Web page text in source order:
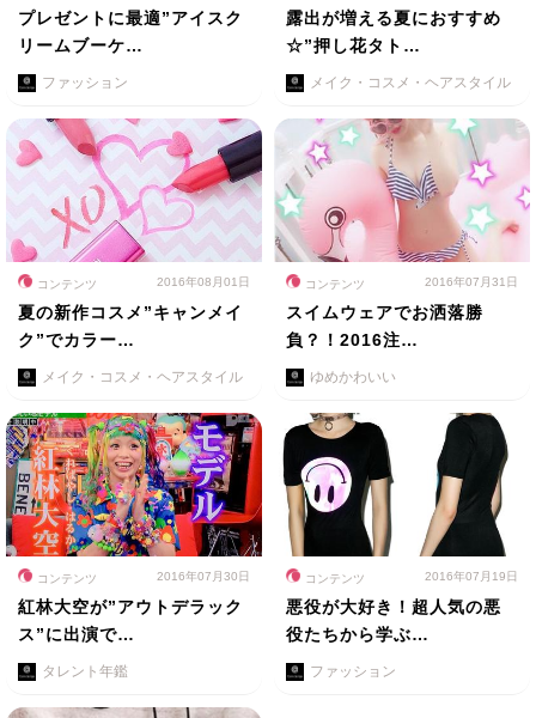
プレゼントに最適”アイスク
リームブーケ…
ファッション
露出が増える夏におすすめ
☆”押し花タト…
メイク・コスメ・ヘアスタイル
コンテンツ 2016年08月01日
夏の新作コスメ”キャンメイ
ク”でカラー…
メイク・コスメ・ヘアスタイル
コンテンツ 2016年07月31日
スイムウェアでお洒落勝
負？！2016注…
ゆめかわいい
コンテンツ 2016年07月30日
紅林大空が”アウトデラック
ス”に出演で…
タレント年鑑
コンテンツ 2016年07月19日
悪役が大好き！超人気の悪
役たちから学ぶ…
ファッション